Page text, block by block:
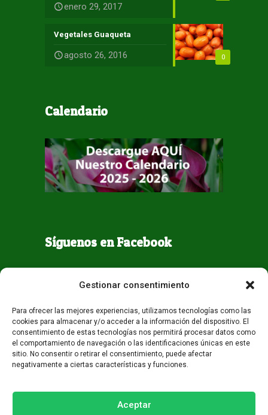
Gestionar consentimiento
Para ofrecer las mejores experiencias, utilizamos tecnologías como las
cookies para almacenar y/o acceder a la información del dispositivo. El
consentimiento de estas tecnologías nos permitirá procesar datos como
el comportamiento de navegación o las identificaciones únicas en este
sitio. No consentir o retirar el consentimiento, puede afectar
negativamente a ciertas características y funciones.
Aceptar
enero 29, 2017
0
Vegetales Guaqueta
agosto 26, 2016
Calendario
Síguenos en Facebook
Todos los derechos reservados - Guaqueta USA 2026